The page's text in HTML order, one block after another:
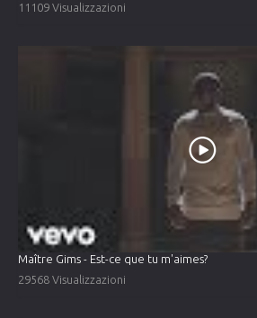
11109 Visualizzazioni
Maître Gims - Est-ce que tu m'aimes?
29568 Visualizzazioni